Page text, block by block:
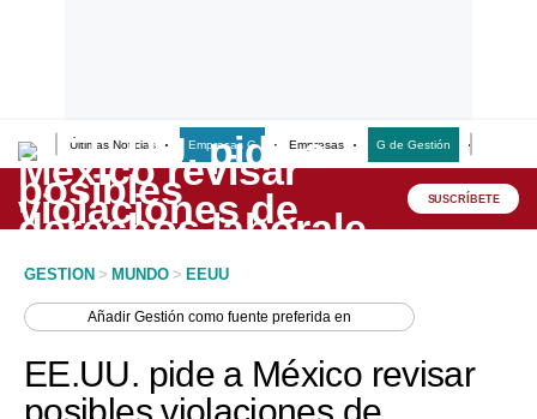
Últimas Noticias Empresas G Empresas G de Gestión
Lo último
Peru Quiosco
Economía
SUSCRÍBETE
GESTION > MUNDO > EEUU
AñadirGestión como fuente preferida en
EE.UU. pide a México revisar